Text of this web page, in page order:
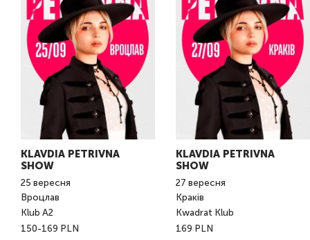
KLAVDIA PETRIVNA
SHOW
25 вересня
Вроцлав
Klub A2
150-169 PLN
KLAVDIA PETRIVNA
SHOW
27 вересня
Краків
Kwadrat Klub
169 PLN